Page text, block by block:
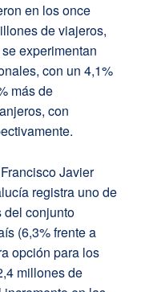
en los once
de viajeros,
experimentan
con un 4,1%
más de
con
Javier
registra uno de
del conjunto
(6,3% frente a
opción para los
millones de